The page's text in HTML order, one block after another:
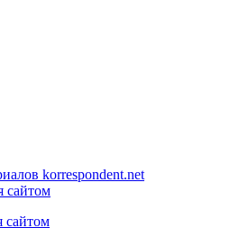
korrespondent.net
сайтом
сайтом